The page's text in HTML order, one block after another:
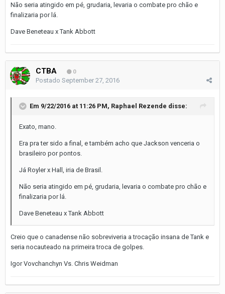
Não seria atingido em pé, grudaria, levaria o combate pro chão e
finalizaria por lá.
Dave Beneteau x Tank Abbott
CTBA 0
Postado September 27, 2016
Em 9/22/2016 at 11:26 PM, Raphael Rezende disse:
Exato, mano.
Era pra ter sido a final, e também acho que Jackson venceria o
brasileiro por pontos.
Já Royler x Hall, iria de Brasil.
Não seria atingido em pé, grudaria, levaria o combate pro chão e
finalizaria por lá.
Dave Beneteau x Tank Abbott
Creio que o canadense não sobreviveria a trocação insana de Tank e
seria nocauteado na primeira troca de golpes.
Igor Vovchanchyn Vs. Chris Weidman